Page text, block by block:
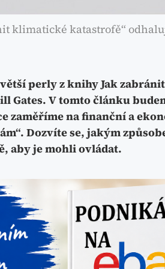
klimatické katastrofě“
perly z knihy Jak zabránit
Gates. V tomto článku
zaměříme na finanční a
Dozvíte se, jakým
aby je mohli ovládat.